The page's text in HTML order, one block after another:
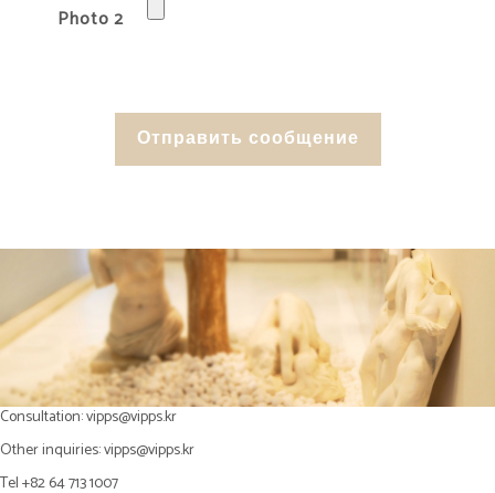
Photo 2
Consultation:vipps@vipps.kr
Other inquiries:vipps@vipps.kr
Tel +82 64 713 1007